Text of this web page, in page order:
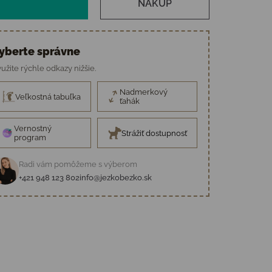
NÁKUP
správne
rýchle odkazy nižšie.
Veľkostná tabuľka
Nadmerkový
ťahák
Vernostný
program
Strážiť dostupnosť
Radi vám pomôžeme s výberom
+421 948 123 802info@jezkobezko.sk